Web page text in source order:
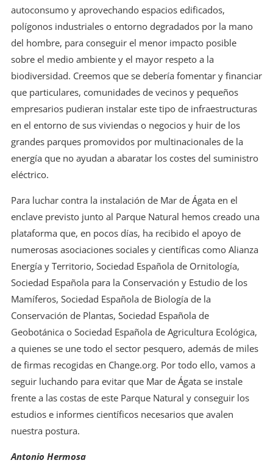
autoconsumo y aprovechando espacios edificados,
polígonos industriales o entorno degradados por la mano
del hombre, para conseguir el menor impacto posible
sobre el medio ambiente y el mayor respeto a la
biodiversidad. Creemos que se debería fomentar y financiar
que particulares, comunidades de vecinos y pequeños
empresarios pudieran instalar este tipo de infraestructuras
en el entorno de sus viviendas o negocios y huir de los
grandes parques promovidos por multinacionales de la
energía que no ayudan a abaratar los costes del suministro
eléctrico.
Para luchar contra la instalación de Mar de Ágata en el
enclave previsto junto al Parque Natural hemos creado una
plataforma que, en pocos días, ha recibido el apoyo de
numerosas asociaciones sociales y científicas como Alianza
Energía y Territorio, Sociedad Española de Ornitología,
Sociedad Española para la Conservación y Estudio de los
Mamíferos, Sociedad Española de Biología de la
Conservación de Plantas, Sociedad Española de
Geobotánica o Sociedad Española de Agricultura Ecológica,
a quienes se une todo el sector pesquero, además de miles
de firmas recogidas en Change.org. Por todo ello, vamos a
seguir luchando para evitar que Mar de Ágata se instale
frente a las costas de este Parque Natural y conseguir los
estudios e informes científicos necesarios que avalen
nuestra postura.​
Antonio Hermosa